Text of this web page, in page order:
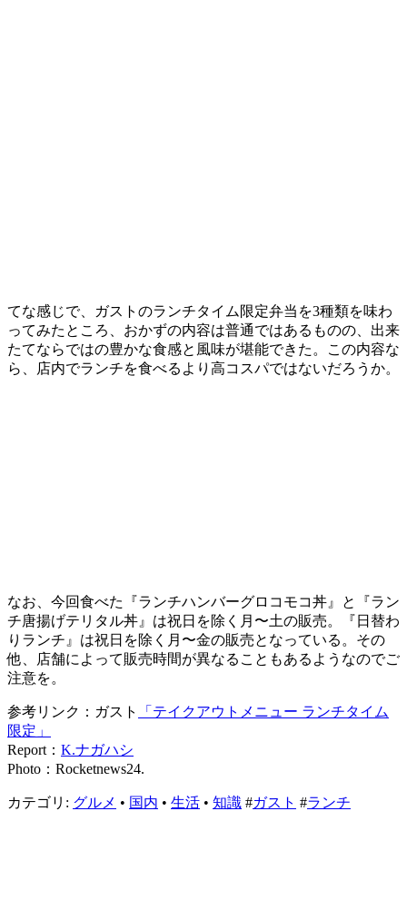
てな感じで、ガストのランチタイム限定弁当を3種類を味わ
ってみたところ、おかずの内容は普通ではあるものの、出来
たてならではの豊かな食感と風味が堪能できた。この内容な
ら、店内でランチを食べるより高コスパではないだろうか。
なお、今回食べた『ランチハンバーグロコモコ丼』と『ラン
チ唐揚げテリタル丼』は祝日を除く月〜土の販売。『日替わ
りランチ』は祝日を除く月〜金の販売となっている。その
他、店舗によって販売時間が異なることもあるようなのでご
注意を。
参考リンク：ガスト
「テイクアウトメニュー ランチタイム
限定」
Report： K.ナガハシ
Photo：Rocketnews24.
カテゴリ: グルメ • 国内 • 生活 • 知識 #ガスト #ランチ